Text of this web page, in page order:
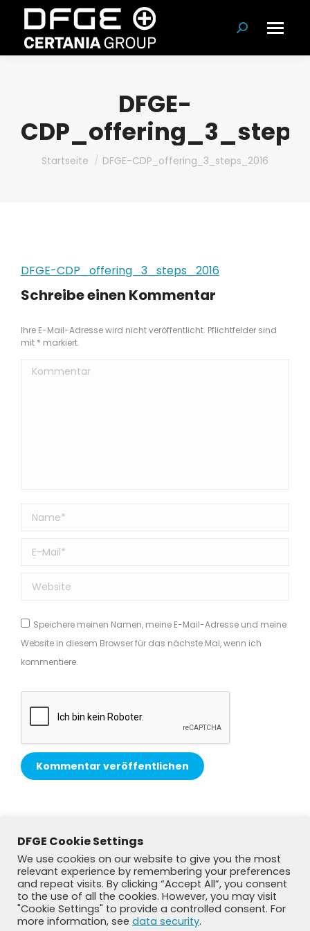
Suchen:
DFGE-
Du bist hier:
Startseite DFGE-CDP_offering_3_steps_2016
DFGE-CDP_offering_3_steps_2016
Schreibe einen Kommentar
Ihre E-Mail-Adresse wird nicht veröffentlicht. Pflichtfelder sind
mit * markiert.
Kommentar
Name *
E-Mail *
Website
Speichere meinen Namen, meine E-Mail-Adresse und meine
Website in diesem Browser für das nächste Mal, wenn ich
kommentiere.
Kommentar veröffentlichen
DFGE Cookie Settings
We use cookies on our website to give you the most
relevant experience by remembering your preferences
and repeat visits. By clicking “Accept All”, you consent
to the use of all the cookies. However, you may visit
"Cookie Settings" to provide a controlled consent. For
more information, see data security.